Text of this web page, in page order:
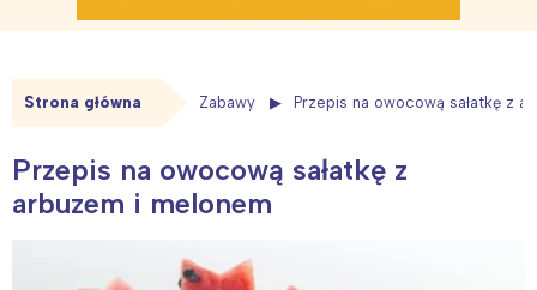
Strona główna Zabawy Przepis na owocową sałatkę z
Przepis na owocową sałatkę z
arbuzem i melonem